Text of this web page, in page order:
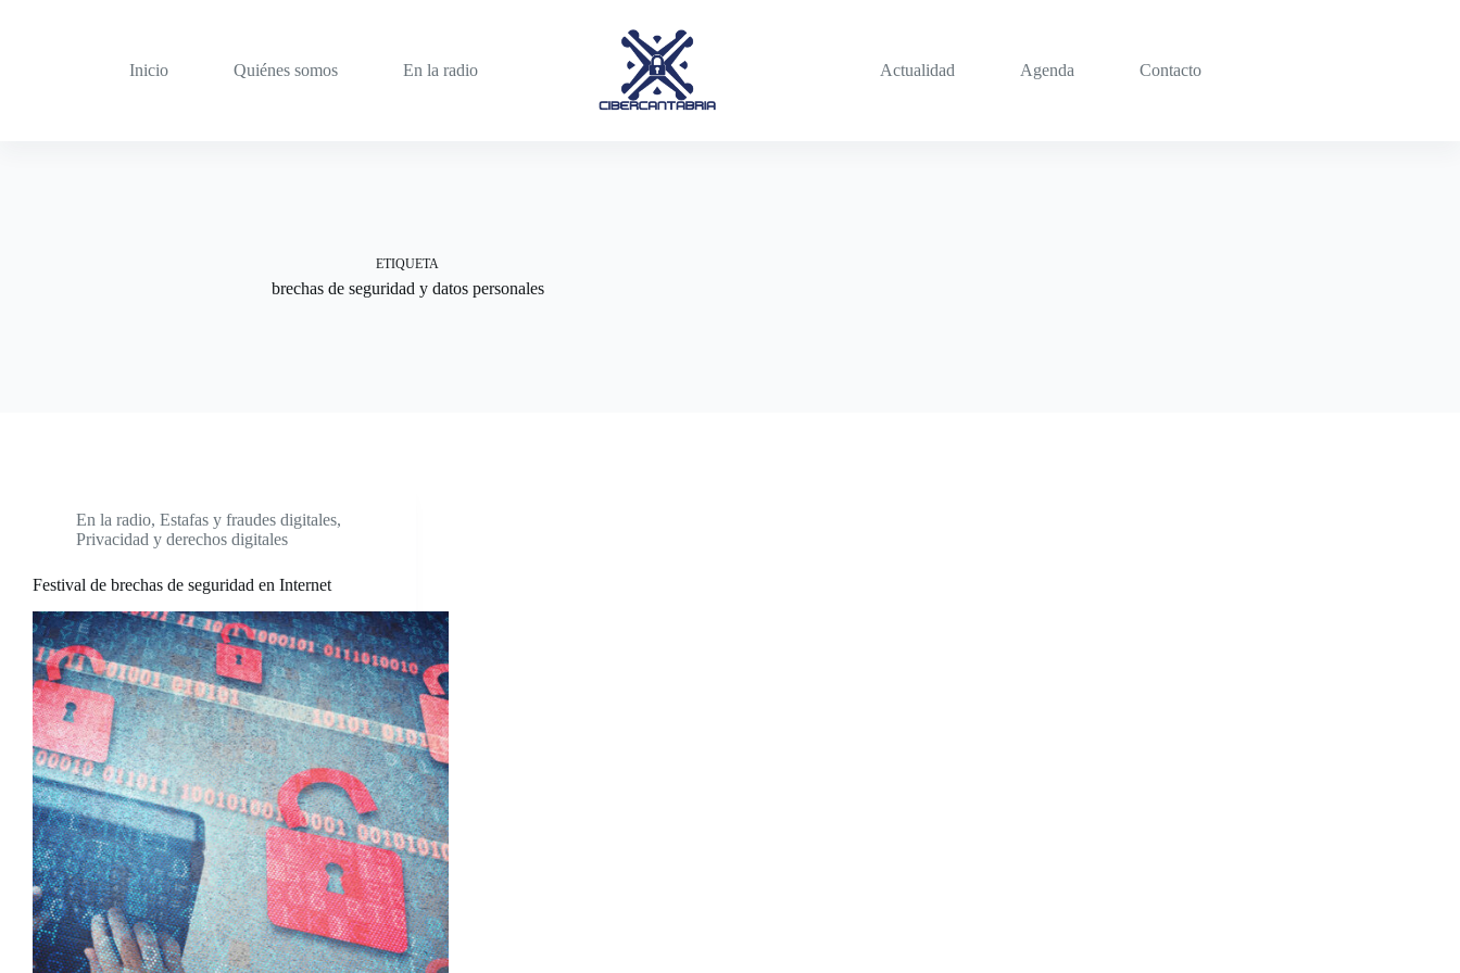
Inicio
Quiénes somos En la radio Actualidad Agenda Contacto
ETIQUETA
brechas de seguridad y datos personales
En la radio, Estafas y fraudes digitales,
Privacidad y derechos digitales
Festival de brechas de seguridad en Internet